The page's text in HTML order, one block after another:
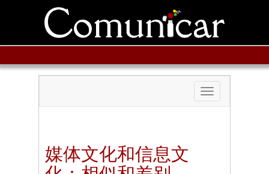
Toggle
navigation
媒体文化和信息文